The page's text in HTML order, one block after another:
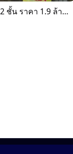
ขายทาวเฮ้าส์ 2 ชั้น ราคา 1.9 ล้านบาท ที่อยู่ ศรีราชา ชลบุรี